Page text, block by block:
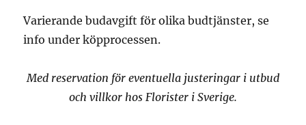
Varierande budavgift för olika budtjänster, se
info under köpprocessen.
Med reservation för eventuella justeringar i utbud
och villkor hos Florister i Sverige.